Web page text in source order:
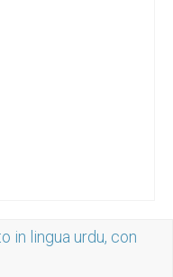
in lingua urdu, con